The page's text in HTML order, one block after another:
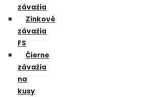
závažia
Zinkové
závažia
FS
Čierne
závažia
na
kusy